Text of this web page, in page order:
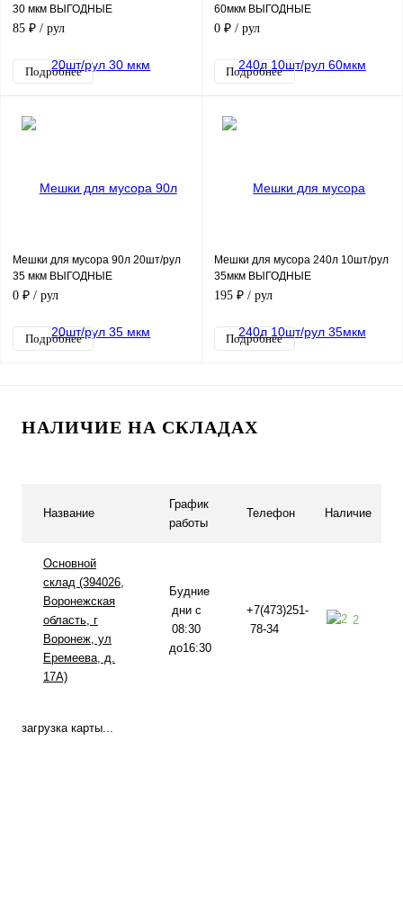
30 мкм ВЫГОДНЫЕ
85 ₽ / рул
Подробнее
60мкм ВЫГОДНЫЕ
0 ₽ / рул
Подробнее
Мешки для мусора 90л 20шт/рул
35 мкм ВЫГОДНЫЕ
0 ₽ / рул
Подробнее
Мешки для мусора 240л 10шт/рул
35мкм ВЫГОДНЫЕ
195 ₽ / рул
Подробнее
НАЛИЧИЕ НА СКЛАДАХ
Название
График
работы
Телефон Наличие
Основной
склад (394026,
Воронежская
область, г
Воронеж, ул
Еремеева, д.
17А)
Будние
дни с
08:30
до16:30
+7(473)251-
78-34
2
загрузка карты...